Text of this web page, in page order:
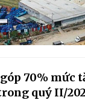
70% mức
quý II/